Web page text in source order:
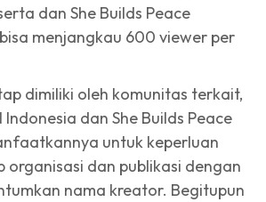
dan She Builds Peace
menjangkau 600 viewer per
dimiliki oleh komunitas terkait,
Indonesia dan She Builds Peace
untuk keperluan
organisasi dan publikasi dengan
nama kreator. Begitupun